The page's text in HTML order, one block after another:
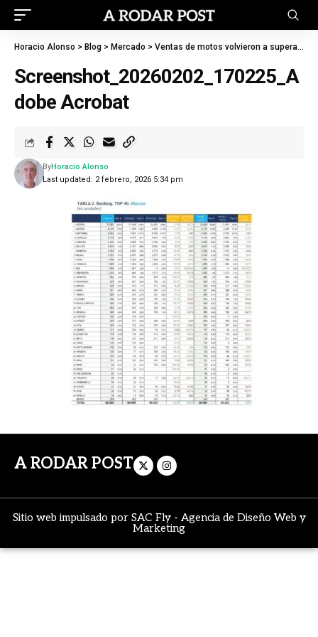
Horacio Alonso > Blog > Mercado > Ventas de motos volvieron a superar a las de autos: en enero crecieron 15%
Screenshot_20260202_170225_A
dobe Acrobat
Last updated: 2 febrero, 2026 5:34 pm
ByHoracio Alonso
A RODAR POST
Sitio web impulsado por SAC Fly- Agencia de Diseño Web y
Marketing